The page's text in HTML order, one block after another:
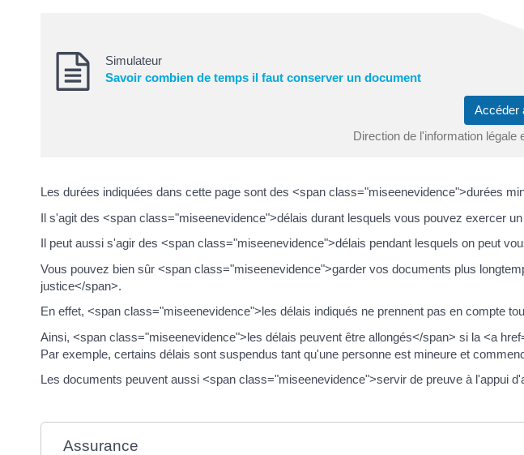
Simulateur
Savoir combien de temps il faut conserver un document
Accéder
Direction de l'information
Les durées indiquées dans cette page sont des <span class="miseenevidence">durées
Il s'agit des <span class="miseenevidence">délais durant lesquels vous pouvez exercer
Il peut aussi s'agir des <span class="miseenevidence">délais pendant lesquels on peut
Vous pouvez bien sûr <span class="miseenevidence">garder vos documents plus
justice</span>.
En effet, <span class="miseenevidence">les délais indiqués ne prennent pas en compte
Ainsi, <span class="miseenevidence">les délais peuvent être allongés</span> si la <a
Par exemple, certains délais sont suspendus tant qu'une personne est mineure et
Les documents peuvent aussi <span class="miseenevidence">servir de preuve à l'appui
Assurance